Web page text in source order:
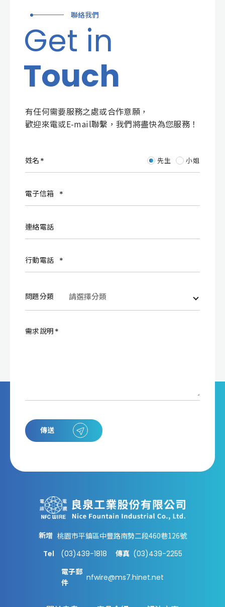
聯絡我們
Get in
Touch
有任何需要服務之處或合作意願，
歡迎來電或E-mail聯繫，我們將盡快為您服務！
姓名 先生 小姐
電子信箱
連絡電話
行動電話
問題分類
需求說明
傳送
新增 桃園市平鎮區中豐路南勢二段460巷126號
Tel
(03)439-1818 傳真 (03)439-2255
電子郵
件
nfwire@ms7.hinet.net